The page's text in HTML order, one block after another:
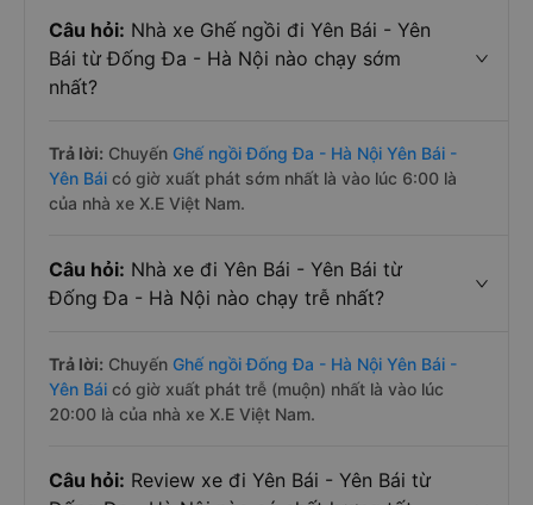
Câu hỏi: Nhà xe Ghế ngồi đi Yên Bái - Yên
Bái từ Đống Đa - Hà Nội nào chạy sớm
nhất?
Trả lời: Chuyến Ghế ngồi Đống Đa - Hà Nội Yên Bái -
Yên Bái có giờ xuất phát sớm nhất là vào lúc 6:00 là
của nhà xe X.E Việt Nam.
Câu hỏi: Nhà xe đi Yên Bái - Yên Bái từ
Đống Đa - Hà Nội nào chạy trễ nhất?
Trả lời: Chuyến Ghế ngồi Đống Đa - Hà Nội Yên Bái -
Yên Bái có giờ xuất phát trễ (muộn) nhất là vào lúc
20:00 là của nhà xe X.E Việt Nam.
Câu hỏi: Review xe đi Yên Bái - Yên Bái từ